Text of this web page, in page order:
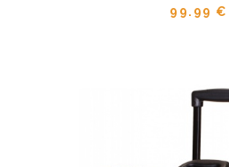
99.99 €